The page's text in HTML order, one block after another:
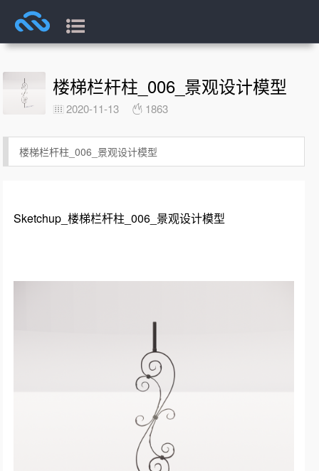
楼梯栏杆柱_006_景观设计模型
2020-11-13 1863
楼梯栏杆柱_006_景观设计模型
Sketchup_楼梯栏杆柱_006_景观设计模型